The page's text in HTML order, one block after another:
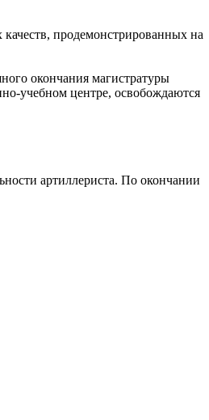
качеств, продемонстрированных на
окончания магистратуры
учебном центре, освобождаются
артиллериста. По окончании